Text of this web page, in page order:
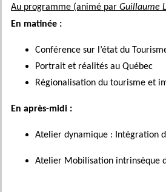
Au programme (animé par Guillaume
En matinée :
Conférence sur l’état du
Portrait et réalités au Québec
Régionalisation du tourisme et
En après-midi :
Atelier dynamique : Intégration
Atelier Mobilisation intrinsèque